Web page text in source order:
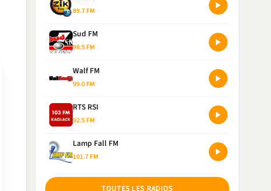
89.7 FM
Sud FM
98.5 FM
Walf FM
99.0 FM
RTS RSI
92.5 FM
Lamp Fall FM
101.7 FM
TOUTES LES RADIOS